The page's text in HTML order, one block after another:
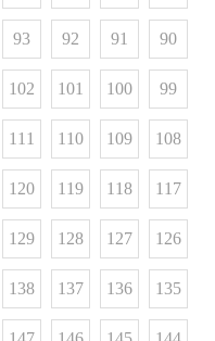
90
91
92
93
99
100
101
102
108
109
110
111
117
118
119
120
126
127
128
129
135
136
137
138